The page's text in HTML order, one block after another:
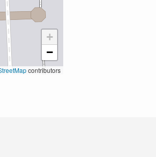
+
−
contributors